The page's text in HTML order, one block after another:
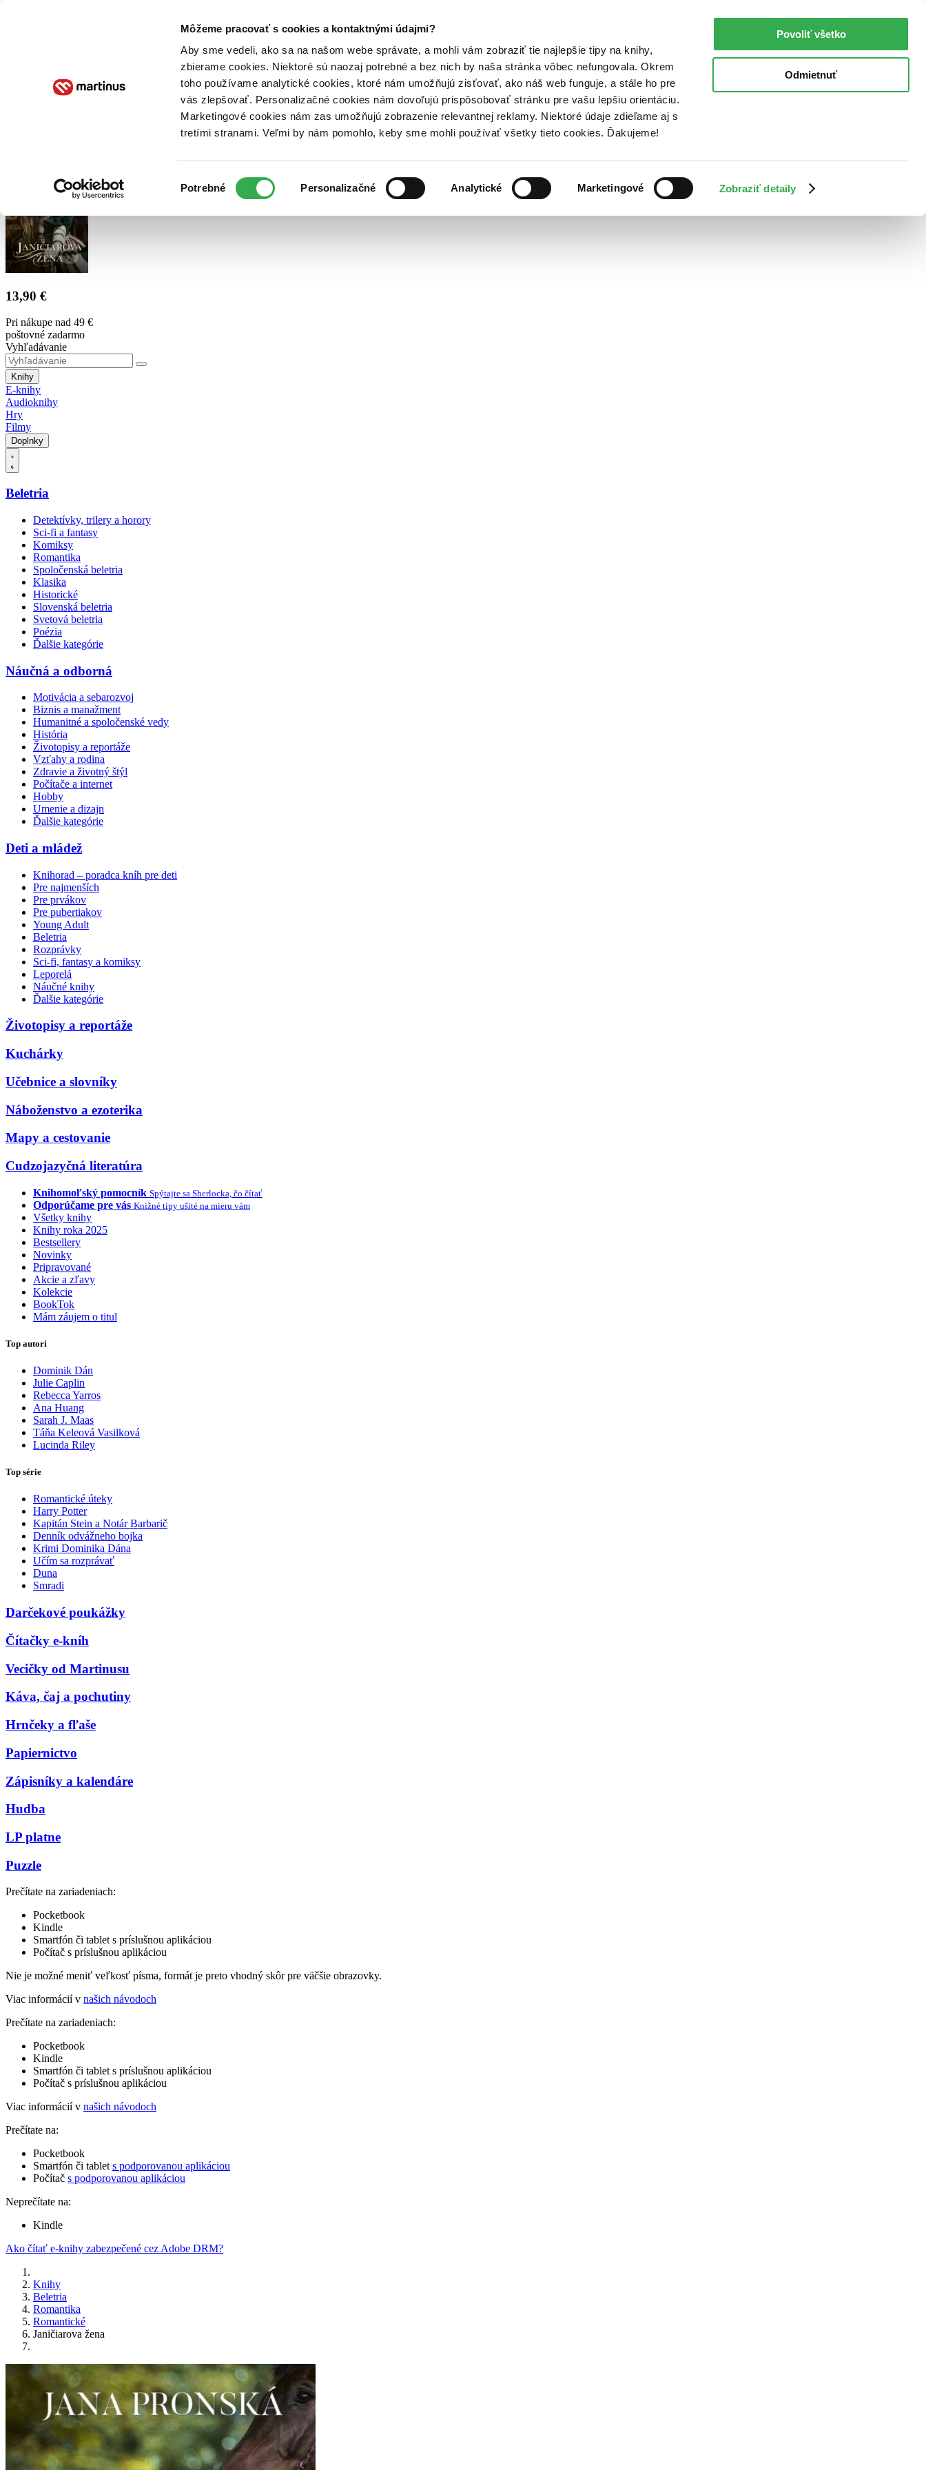
Môžeme pracovať s cookies a kontaktnými údajmi?
Aby sme vedeli, ako sa na našom webe správate, a mohli vám zobraziť tie najlepšie tipy na knihy,
zbierame cookies. Niektoré sú naozaj potrebné a bez nich by naša stránka vôbec nefungovala. Okrem
toho používame analytické cookies, ktoré nám umožňujú zisťovať, ako náš web funguje, a stále ho pre
vás zlepšovať. Personalizačné cookies nám dovoľujú prispôsobovať stránku pre vašu lepšiu orientáciu.
Marketingové cookies nám zas umožňujú zobrazenie relevantnej reklamy. Niektoré údaje zdieľame aj s
tretími stranami. Veľmi by nám pomohlo, keby sme mohli používať všetky tieto cookies. Ďakujeme!
súhlasu
Potrebné Personalizačné Analytické Marketingové Zobraziť detaily
Povoliť všetko
Odmietnuť
Poukážky Kontakt
13,90 €
Pri nákupe nad 49 €
poštovné zadarmo
Vyhľadávanie
Knihy
E-knihy
Audioknihy
Hry
Filmy
Doplnky
Beletria
Detektívky, trilery a horory
Sci-fi a fantasy
Komiksy
Romantika
Spoločenská beletria
Klasika
Historické
Slovenská beletria
Svetová beletria
Poézia
Ďalšie kategórie
Náučná a odborná
Motivácia a sebarozvoj
Biznis a manažment
Humanitné a spoločenské vedy
História
Životopisy a reportáže
Vzťahy a rodina
Zdravie a životný štýl
Počítače a internet
Hobby
Umenie a dizajn
Ďalšie kategórie
Deti a mládež
Knihorad – poradca kníh pre deti
Pre najmenších
Pre prvákov
Pre pubertiakov
Young Adult
Beletria
Rozprávky
Sci-fi, fantasy a komiksy
Leporelá
Náučné knihy
Ďalšie kategórie
Životopisy a reportáže
Kuchárky
Učebnice a slovníky
Náboženstvo a ezoterika
Mapy a cestovanie
Cudzojazyčná literatúra
Knihomoľský pomocník Spýtajte sa Sherlocka, čo čítať
Odporúčame pre vás Knižné tipy ušité na mieru vám
Všetky knihy
Knihy roka 2025
Bestsellery
Novinky
Pripravované
Akcie a zľavy
Kolekcie
BookTok
Mám záujem o titul
Top autori
Dominik Dán
Julie Caplin
Rebecca Yarros
Ana Huang
Sarah J. Maas
Táňa Keleová Vasilková
Lucinda Riley
Top série
Romantické úteky
Harry Potter
Kapitán Stein a Notár Barbarič
Denník odvážneho bojka
Krimi Dominika Dána
Učím sa rozprávať
Duna
Smradi
Darčekové poukážky
Čítačky e-kníh
Vecičky od Martinusu
Káva, čaj a pochutiny
Hrnčeky a fľaše
Papiernictvo
Zápisníky a kalendáre
Hudba
LP platne
Puzzle
Prečítate na zariadeniach:
Pocketbook
Kindle
Smartfón či tablet s príslušnou aplikáciou
Počítač s príslušnou aplikáciou
Nie je možné meniť veľkosť písma, formát je preto vhodný skôr pre väčšie obrazovky.
Viac informácií v našich návodoch
Prečítate na zariadeniach:
Pocketbook
Kindle
Smartfón či tablet s príslušnou aplikáciou
Počítač s príslušnou aplikáciou
Viac informácií v našich návodoch
Prečítate na:
Pocketbook
Smartfón či tablet s podporovanou aplikáciou
Počítač s podporovanou aplikáciou
Neprečítate na:
Kindle
Ako čítať e-knihy zabezpečené cez Adobe DRM?
Knihy
Beletria
Romantika
Romantické
Janičiarova žena